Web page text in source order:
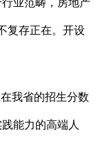
业范畴，房地产
复存正在。开设
我省的招生分数
能力的高端人